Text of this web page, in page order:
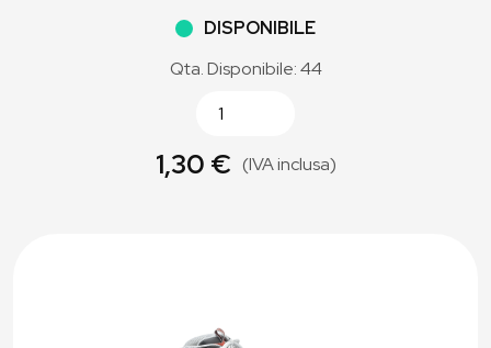
DISPONIBILE
Qta. Disponibile: 44
1,30 € (IVA inclusa)